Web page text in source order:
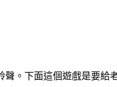
。下面這個遊戲是要